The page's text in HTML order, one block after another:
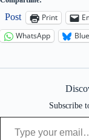
Post Print
WhatsApp
Subscribe
Type your email…